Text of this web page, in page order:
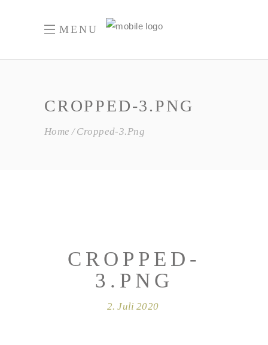
MENU
CROPPED-3.PNG
Home Cropped-3.png
CROPPED-
3.PNG
2. Juli 2020